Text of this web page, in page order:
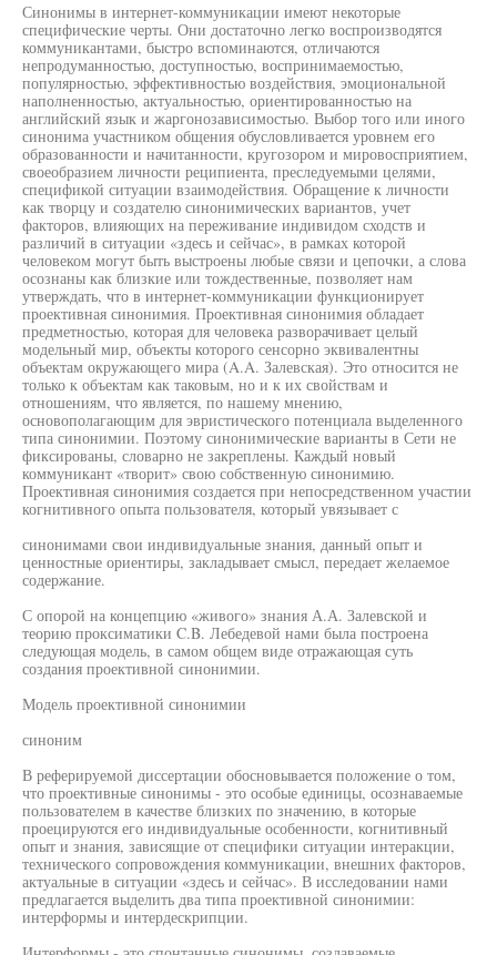
Синонимы в интернет-коммуникации имеют некоторые
специфические черты. Они достаточно легко воспроизводятся
коммуникантами, быстро вспоминаются, отличаются
непродуманностью, доступностью, воспринимаемостью,
популярностью, эффективностью воздействия, эмоциональной
наполненностью, актуальностью, ориентированностью на
английский язык и жаргонозависимостью. Выбор того или иного
синонима участником общения обусловливается уровнем его
образованности и начитанности, кругозором и мировосприятием,
своеобразием личности реципиента, преследуемыми целями,
спецификой ситуации взаимодействия. Обращение к личности
как творцу и создателю синонимических вариантов, учет
факторов, влияющих на переживание индивидом сходств и
различий в ситуации «здесь и сейчас», в рамках которой
человеком могут быть выстроены любые связи и цепочки, а слова
осознаны как близкие или тождественные, позволяет нам
утверждать, что в интернет-коммуникации функционирует
проективная синонимия. Проективная синонимия обладает
предметностью, которая для человека разворачивает целый
модельный мир, объекты которого сенсорно эквивалентны
объектам окружающего мира (A.A. Залевская). Это относится не
только к объектам как таковым, но и к их свойствам и
отношениям, что является, по нашему мнению,
основополагающим для эвристического потенциала выделенного
типа синонимии. Поэтому синонимические варианты в Сети не
фиксированы, словарно не закреплены. Каждый новый
коммуникант «творит» свою собственную синонимию.
Проективная синонимия создается при непосредственном участии
когнитивного опыта пользователя, который увязывает с
синонимами свои индивидуальные знания, данный опыт и
ценностные ориентиры, закладывает смысл, передает желаемое
содержание.
С опорой на концепцию «живого» знания А.А. Залевской и
теорию проксиматики C.B. Лебедевой нами была построена
следующая модель, в самом общем виде отражающая суть
создания проективной синонимии.
Модель проективной синонимии
синоним
В реферируемой диссертации обосновывается положение о том,
что проективные синонимы - это особые единицы, осознаваемые
пользователем в качестве близких по значению, в которые
проецируются его индивидуальные особенности, когнитивный
опыт и знания, зависящие от специфики ситуации интеракции,
технического сопровождения коммуникации, внешних факторов,
актуальные в ситуации «здесь и сейчас». В исследовании нами
предлагается выделить два типа проективной синонимии:
интерформы и интердескрипции.